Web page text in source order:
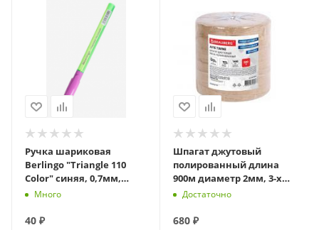
Ручка шариковая
Berlingo "Triangle 110
Color" синяя, 0,7мм,
грип, корпус ассорти
Много
40 ₽
Шпагат джутовый
полированный длина
900м диаметр 2мм, 3-х
ниточный, BRAUBERG,
Достаточно
680 ₽